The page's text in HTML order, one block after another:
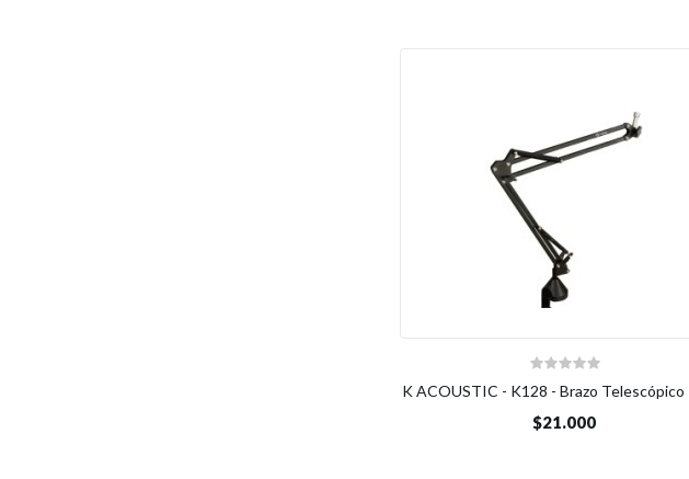
K ACOUSTIC - K128 - Brazo Telescópico
$21.000